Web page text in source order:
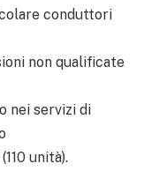
conduttori
non qualificate
nei servizi di
unità).